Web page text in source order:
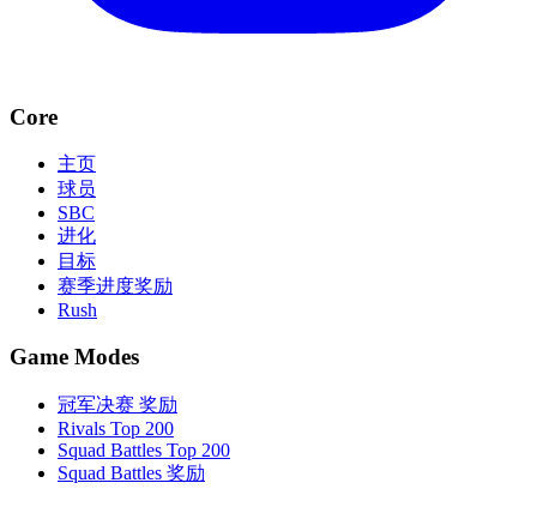
Core
主页
球员
SBC
进化
目标
赛季进度奖励
Rush
Game Modes
冠军决赛 奖励
Rivals Top 200
Squad Battles Top 200
Squad Battles 奖励